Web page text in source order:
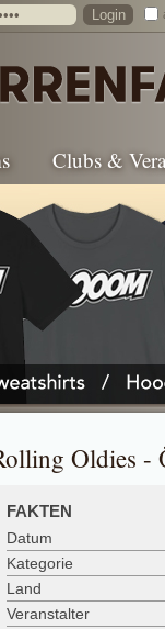
Clubs &
Oldies -
FAKTEN
Datum
Kategorie
Land
Veranstalter